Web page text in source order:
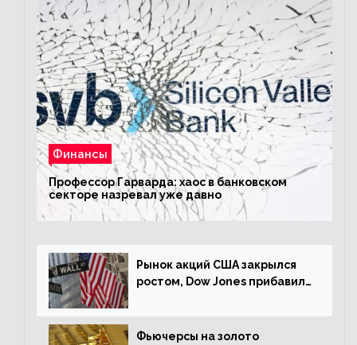
Финансы
Профессор Гарварда: хаос в банковском
секторе назревал уже давно
Рынок акций США закрылся
ростом, Dow Jones прибавил
Фьючерсы на золото